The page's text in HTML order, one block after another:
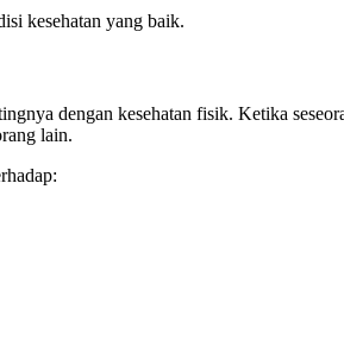
kesehatan yang baik.
dengan kesehatan fisik. Ketika
lain.